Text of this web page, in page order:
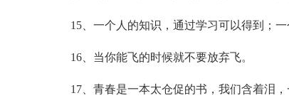
15、一个人的知识，通过学习可以得到；
16、当你能飞的时候就不要放弃飞。
17、青春是一本太仓促的书，我们含着泪，